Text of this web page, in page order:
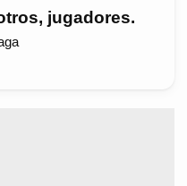
jugadores.